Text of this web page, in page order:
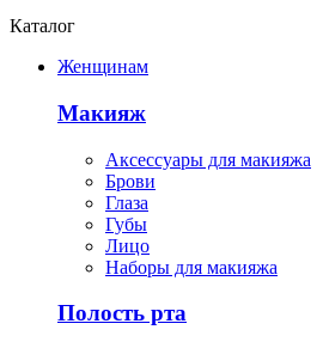
Каталог
Женщинам
Макияж
Аксессуары для макияжа
Брови
Глаза
Губы
Лицо
Наборы для макияжа
Полость рта